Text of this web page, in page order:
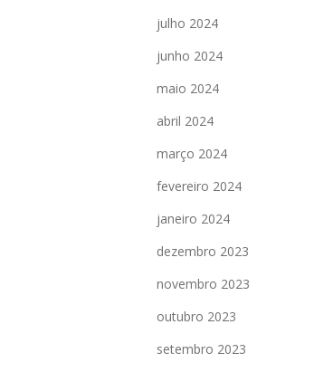
julho 2024
junho 2024
maio 2024
abril 2024
março 2024
fevereiro 2024
janeiro 2024
dezembro 2023
novembro 2023
outubro 2023
setembro 2023